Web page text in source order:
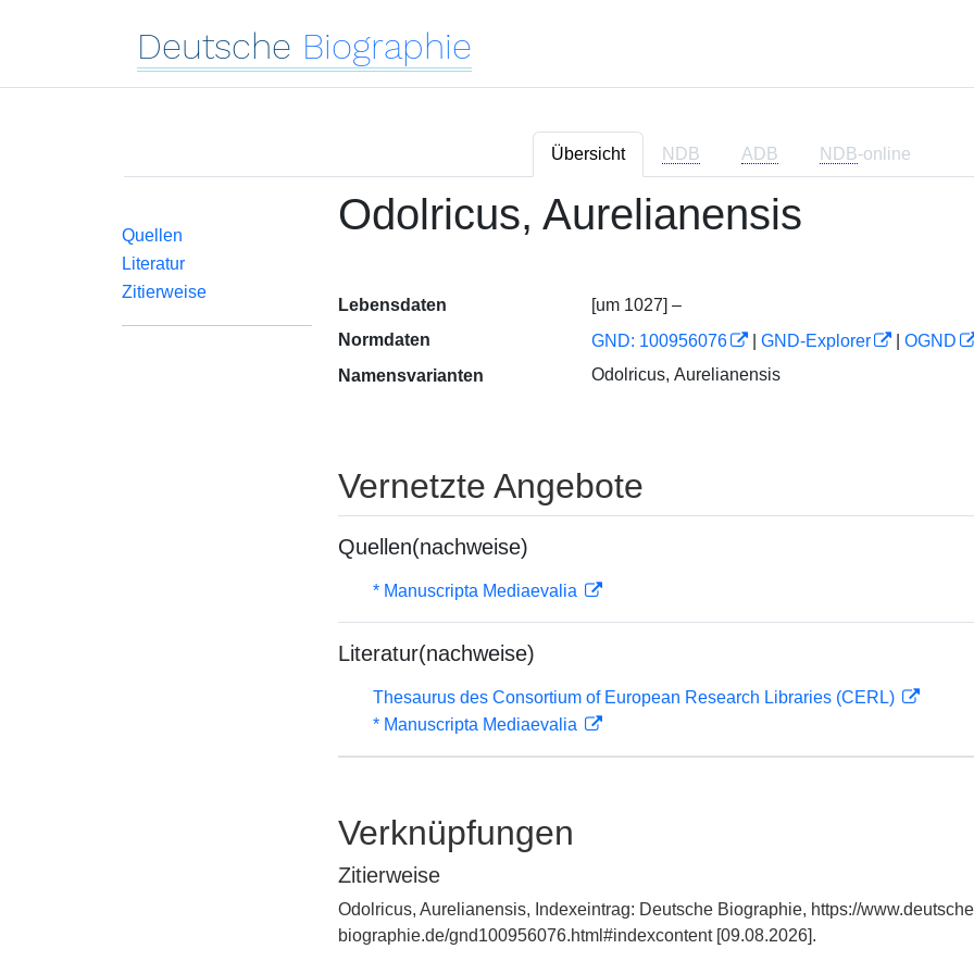
Deutsche Biographie
Übersicht NDB ADB NDB-online
Quellen
Literatur
Zitierweise
Odolricus, Aurelianensis
Lebensdaten
[um 1027] –
Normdaten
GND: 100956076 GND-Explorer
OGND
Namensvarianten
Odolricus, Aurelianensis
Vernetzte Angebote
Quellen(nachweise)
* Manuscripta Mediaevalia
Literatur(nachweise)
Thesaurus des Consortium of European Research Libraries (CERL)
* Manuscripta Mediaevalia
Verknüpfungen
Zitierweise
Odolricus, Aurelianensis, Indexeintrag: Deutsche Biographie, https://
biographie.de/gnd100956076.html#indexcontent [09.08.2026].